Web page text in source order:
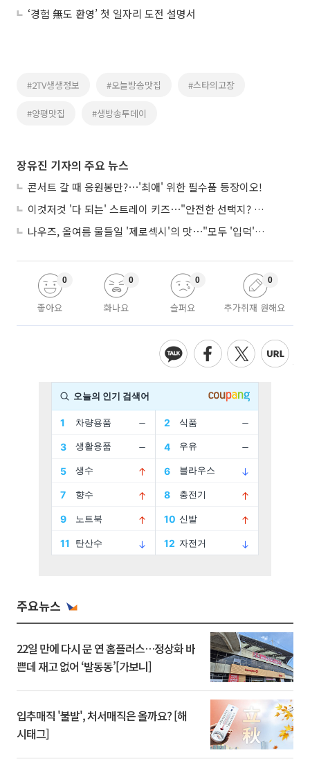
‘경험 無도 환영’ 첫 일자리 도전 설명서
#2TV생생정보 #오늘방송맛집 #스타의고장
#양평맛집 #생방송투데이
장유진 기자의 주요 뉴스
콘서트 갈 때 응원봉만?⋯'최애' 위한 필수품 등장이오!
이것저것 '다 되는' 스트레이 키즈⋯"안전한 선택지? 도전이 재밌죠"
나우즈, 올여름 물들일 '제로섹시'의 맛⋯"모두 '입덕'시킬 것"
좋아요
0
화나요
0
슬퍼요
0
추가취재 원해요
0
주요뉴스
22일 만에 다시 문 연 홈플러스…정상화 바
쁜데 재고 없어 ‘발동동’[가보니]
입추매직 '불발', 처서매직은 올까요? [해
시태그]